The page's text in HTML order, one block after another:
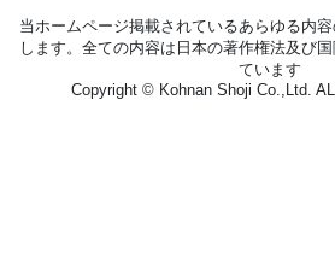
当ホームページ掲載されているあらゆる内
します。全ての内容は日本の著作権法及び
ています
Copyright © Kohnan Shoji Co.,Ltd.